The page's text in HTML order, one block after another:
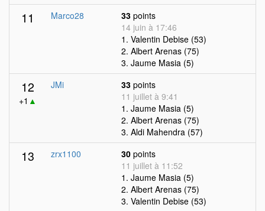
11 Marco28 33 points
14 juin à 17:46
1. Valentin Debise (53)
2. Albert Arenas (75)
3. Jaume Masia (5)
12
+1 ▲
JMi 33 points
11 juillet à 9:41
1. Jaume Masia (5)
2. Albert Arenas (75)
3. Aldi Mahendra (57)
13 zrx1100 30 points
11 juillet à 11:52
1. Jaume Masia (5)
2. Albert Arenas (75)
3. Valentin Debise (53)